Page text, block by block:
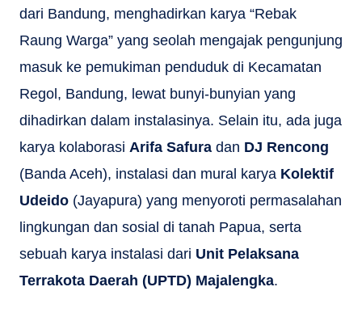
dari Bandung, menghadirkan karya “Rebak
Raung Warga” yang seolah mengajak pengunjung
masuk ke pemukiman penduduk di Kecamatan
Regol, Bandung, lewat bunyi-bunyian yang
dihadirkan dalam instalasinya. Selain itu, ada juga
karya kolaborasi Arifa Safura dan DJ Rencong
(Banda Aceh), instalasi dan mural karya Kolektif
Udeido (Jayapura) yang menyoroti permasalahan
lingkungan dan sosial di tanah Papua, serta
sebuah karya instalasi dari Unit Pelaksana
Terrakota Daerah (UPTD) Majalengka.